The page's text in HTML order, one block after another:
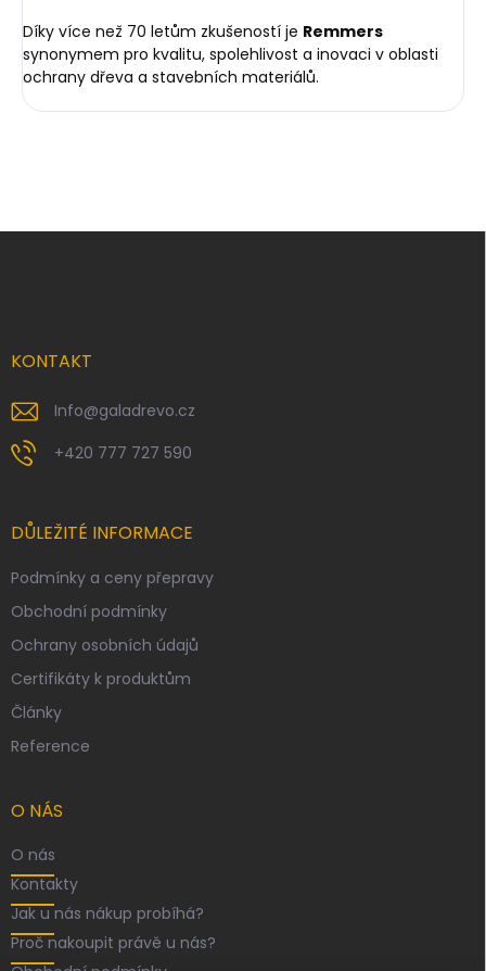
Díky více než 70 letům zkušeností je Remmers
synonymem pro kvalitu, spolehlivost a inovaci v oblasti
ochrany dřeva a stavebních materiálů.
KONTAKT
Info@galadrevo.cz
+420 777 727 590
DŮLEŽITÉ INFORMACE
Podmínky a ceny přepravy
Obchodní podmínky
Ochrany osobních údajů
Certifikáty k produktům
Články
Reference
O NÁS
O nás
Kontakty
Jak u nás nákup probíhá?
Proč nakoupit právě u nás?